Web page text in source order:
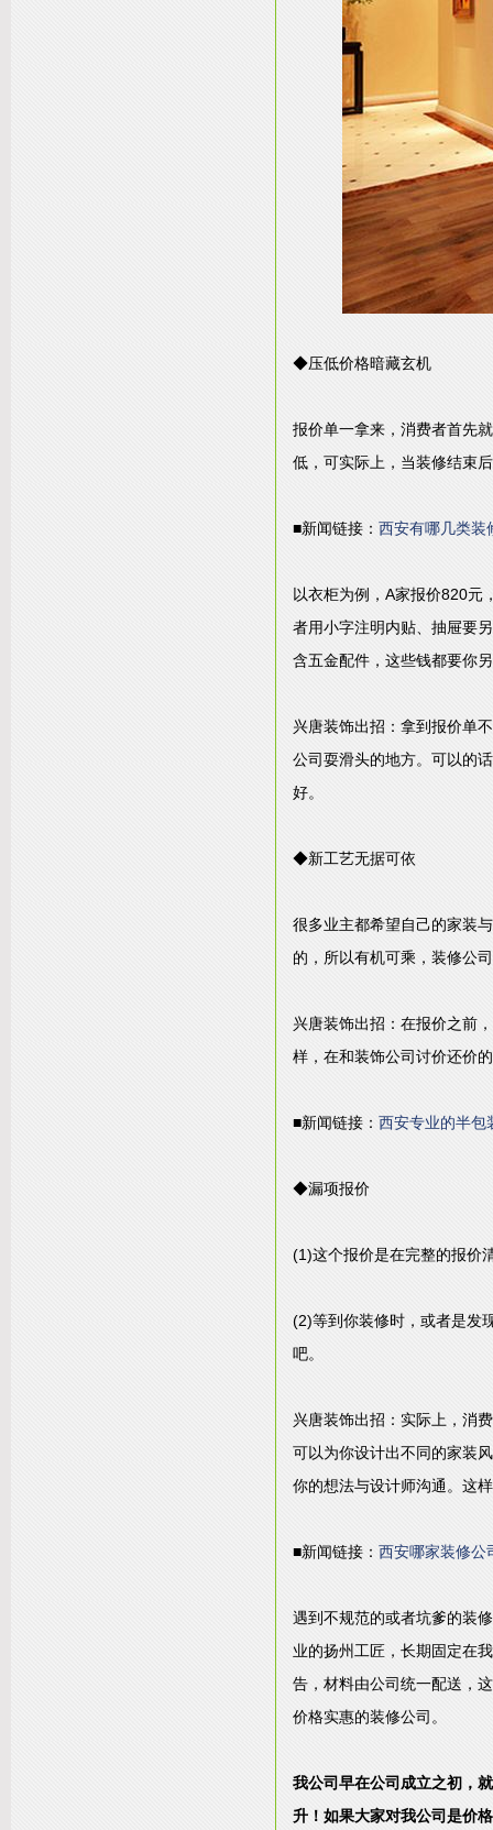
◆压低价格暗藏玄机
报价单一拿来，消费者首先
低，可实际上，当装修结束
■新闻链接： 西安有哪几类装
以衣柜为例，A家报价820元
者用小字注明内贴、抽屉要
含五金配件，这些钱都要你
兴唐装饰出招：拿到报价单
公司耍滑头的地方。可以的
好。
◆新工艺无据可依
很多业主都希望自己的家装
的，所以有机可乘，装修公
兴唐装饰出招：在报价之前
样，在和装饰公司讨价还价
■新闻链接： 西安专业的半包
◆漏项报价
(1)这个报价是在完整的报价
(2)等到你装修时，或者是发
吧。
兴唐装饰出招：实际上，消
可以为你设计出不同的家装
你的想法与设计师沟通。这
■新闻链接： 西安哪家装修公
遇到不规范的或者坑爹的装
业的扬州工匠，长期固定在
告，材料由公司统一配送，
价格实惠的装修公司。
我公司早在公司成立之初，
升！如果大家对我公司是价